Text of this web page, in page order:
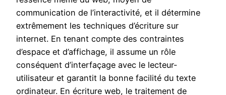
communication de l’interactivité, et il détermine
extrêmement les techniques d’écriture sur
internet. En tenant compte des contraintes
d’espace et d’affichage, il assume un rôle
conséquent d’interfaçage avec le lecteur-
utilisateur et garantit la bonne facilité du texte
ordinateur. En écriture web, le traitement de